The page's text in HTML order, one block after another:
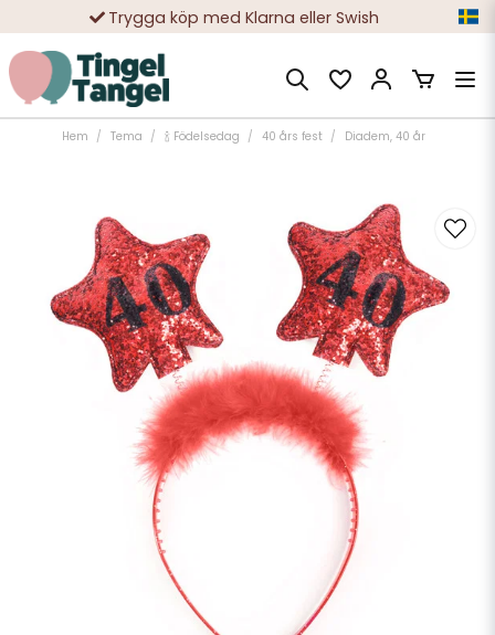
Trygga köp med Klarna eller Swish
10 000-tals nöjda kunder
Hem Tema 🍾 Födelsedag 40 års fest Diadem, 40 år